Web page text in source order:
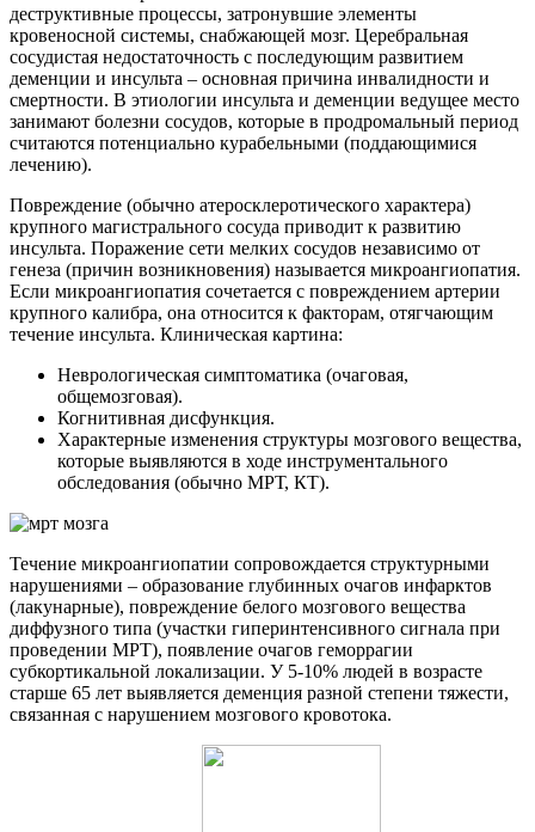
деструктивные процессы, затронувшие элементы
кровеносной системы, снабжающей мозг. Церебральная
сосудистая недостаточность с последующим развитием
деменции и инсульта – основная причина инвалидности и
смертности. В этиологии инсульта и деменции ведущее место
занимают болезни сосудов, которые в продромальный период
считаются потенциально курабельными (поддающимися
лечению).
Повреждение (обычно атеросклеротического характера)
крупного магистрального сосуда приводит к развитию
инсульта. Поражение сети мелких сосудов независимо от
генеза (причин возникновения) называется микроангиопатия.
Если микроангиопатия сочетается с повреждением артерии
крупного калибра, она относится к факторам, отягчающим
течение инсульта. Клиническая картина:
Неврологическая симптоматика (очаговая,
общемозговая).
Когнитивная дисфункция.
Характерные изменения структуры мозгового вещества,
которые выявляются в ходе инструментального
обследования (обычно МРТ, КТ).
Течение микроангиопатии сопровождается структурными
нарушениями – образование глубинных очагов инфарктов
(лакунарные), повреждение белого мозгового вещества
диффузного типа (участки гиперинтенсивного сигнала при
проведении МРТ), появление очагов геморрагии
субкортикальной локализации. У 5-10% людей в возрасте
старше 65 лет выявляется деменция разной степени тяжести,
связанная с нарушением мозгового кровотока.